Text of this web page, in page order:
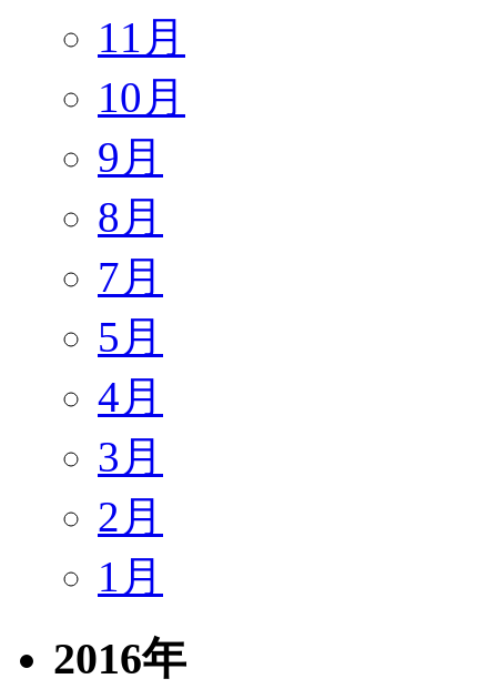
11月
10月
9月
8月
7月
5月
4月
3月
2月
1月
2016年